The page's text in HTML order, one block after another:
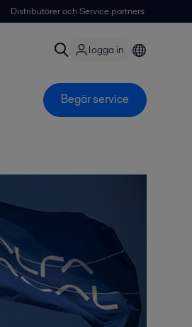
Distributörer och Service partners
logga in
Begär service